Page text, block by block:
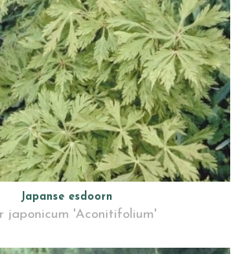
Japanse esdoorn
japonicum 'Aconitifolium'